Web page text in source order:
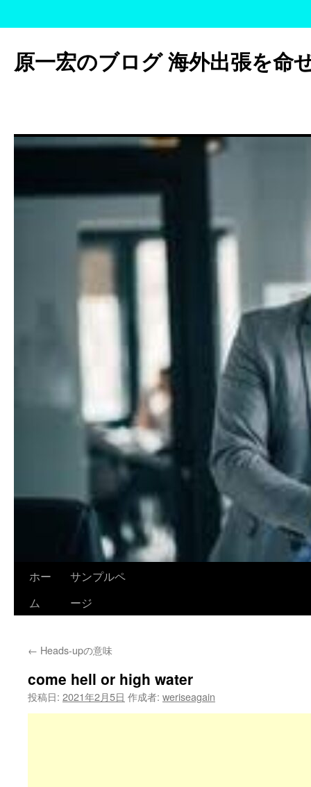
テ
ン
ッ
プ
原一宏のブログ 海外出張を命
ホー
ム
サンプルペ
ージ
← Heads-upの意味
come hell or high water
投稿日: 2021年2月5日 作成者: weriseagain